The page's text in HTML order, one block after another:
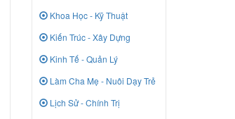
Khoa Học - Kỹ Thuật
Kiến Trúc - Xây Dựng
Kinh Tế - Quản Lý
Làm Cha Mẹ - Nuôi Dạy Trẻ
Lịch Sử - Chính Trị